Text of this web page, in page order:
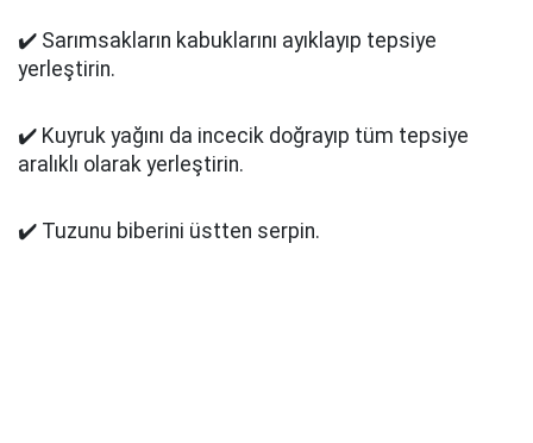
✔️ Sarımsakların kabuklarını ayıklayıp tepsiye
yerleştirin.
✔️ Kuyruk yağını da incecik doğrayıp tüm tepsiye
aralıklı olarak yerleştirin.
✔️ Tuzunu biberini üstten serpin.